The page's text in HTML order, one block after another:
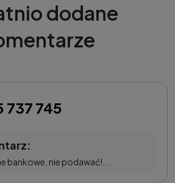
dodane
737 745
bankowe, nie podawać!...